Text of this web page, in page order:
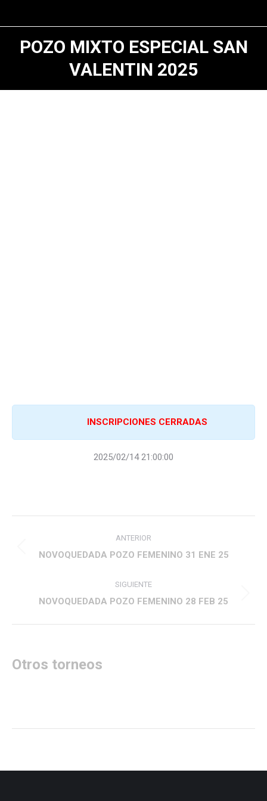
POZO MIXTO ESPECIAL SAN
VALENTIN 2025
INSCRIPCIONES CERRADAS
2025/02/14 21:00:00
entre
ANTERIOR
Proyecto
NOVOQUEDADA POZO FEMENINO 31 ENE 25
SIGUIENTE
Proyecto
NOVOQUEDADA POZO FEMENINO 28 FEB 25
Otros torneos